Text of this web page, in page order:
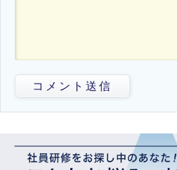
コメント送信